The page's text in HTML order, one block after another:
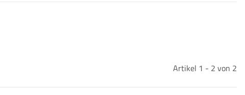
Artikel 1 - 2 von 2